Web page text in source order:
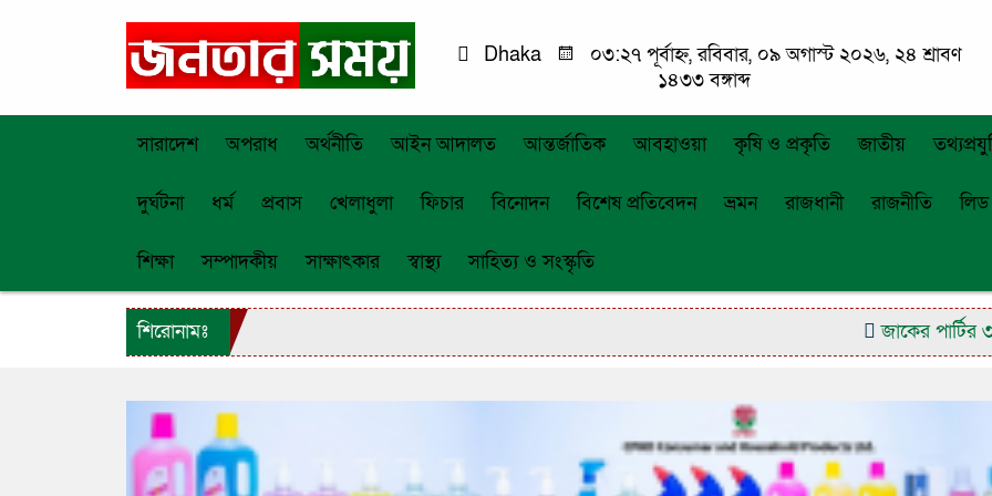
Dhaka
০৩:২৭ পূর্বাহ্ন, রবিবার, ০৯ অগাস্ট ২০২৬, ২৪ শ্রাবণ
১৪৩৩ বঙ্গাব্দ
সারাদেশ অপরাধ অর্থনীতি আইন আদালত আন্তর্জাতিক আবহাওয়া কৃষি ও প্রকৃতি জাতীয়
দুর্ঘটনা ধর্ম প্রবাস খেলাধুলা ফিচার বিনোদন বিশেষ প্রতিবেদন ভ্রমন রাজধানী রাজনীতি
শিক্ষা সম্পাদকীয় সাক্ষাৎকার স্বাস্থ্য সাহিত্য ও সংস্কৃতি
শিরোনামঃ জাকের পার্টির ৩৭তম